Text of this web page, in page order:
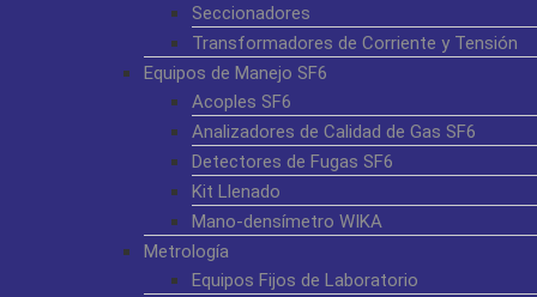
Seccionadores
Transformadores de Corriente y Tensión
Equipos de Manejo SF6
Acoples SF6
Analizadores de Calidad de Gas SF6
Detectores de Fugas SF6
Kit Llenado
Mano-densímetro WIKA
Metrología
Equipos Fijos de Laboratorio